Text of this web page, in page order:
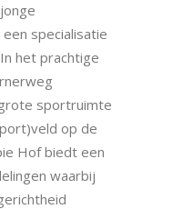
specialisatie
het prachtige
sportruimte
op de
Hof biedt een
waarbij